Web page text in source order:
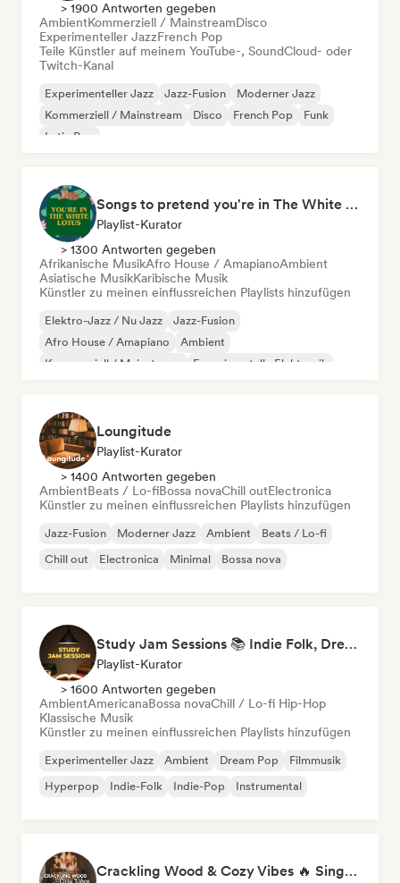
> 1900 Antworten gegeben
AmbientKommerziell / MainstreamDisco
Experimenteller JazzFrench Pop
Teile Künstler auf meinem YouTube-, SoundCloud- oder
Twitch-Kanal
Experimenteller Jazz Jazz-Fusion
Moderner Jazz
Kommerziell / Mainstream
Disco French Pop
Funk
Latin Pop
Songs to pretend you're in The White Lotus
Playlist-Kurator
> 1300 Antworten gegeben
Afrikanische MusikAfro House / AmapianoAmbient
Asiatische MusikKaribische Musik
Künstler zu meinen einflussreichen Playlists hinzufügen
Elektro-Jazz / Nu Jazz
Jazz-Fusion
Afro House / Amapiano
Ambient
Kommerziell / Mainstream
Experimentelle Elektronik
Loungitude
Playlist-Kurator
> 1400 Antworten gegeben
AmbientBeats / Lo-fiBossa novaChill outElectronica
Künstler zu meinen einflussreichen Playlists hinzufügen
Jazz-Fusion Moderner Jazz Ambient
Beats / Lo-fi
Chill out
Electronica Minimal Bossa nova
Study Jam Sessions 📚 Indie Folk, Dream Pop & Singer-Songwriter
Playlist-Kurator
> 1600 Antworten gegeben
AmbientAmericanaBossa novaChill / Lo-fi Hip-Hop
Klassische Musik
Künstler zu meinen einflussreichen Playlists hinzufügen
Experimenteller Jazz Ambient Dream Pop
Filmmusik
Hyperpop
Indie-Folk Indie-Pop Instrumental
Crackling Wood & Cozy Vibes 🔥 Singer-Songwriter, Dream Pop & Bedroom Pop